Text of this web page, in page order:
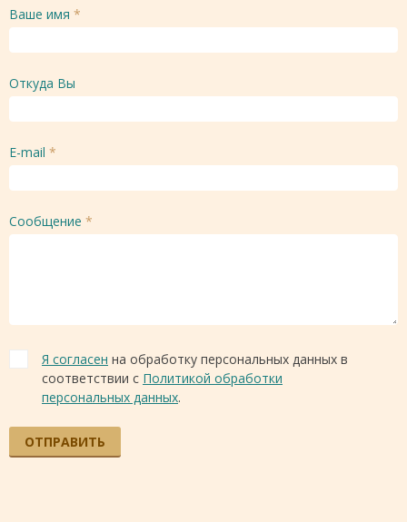
Ваше имя *
Откуда Вы
E-mail *
Сообщение *
Я согласен на обработку персональных данных в
соответствии с Политикой обработки
персональных данных.
ОТПРАВИТЬ